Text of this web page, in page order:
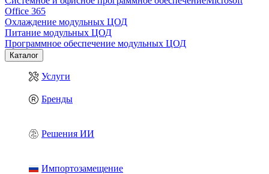
Office 365
Охлаждение модульных ЦОД
Питание модульных ЦОД
Программное обеспечение модульных ЦОД
Каталог
Услуги
Бренды
Решения ИИ
Импортозамещение